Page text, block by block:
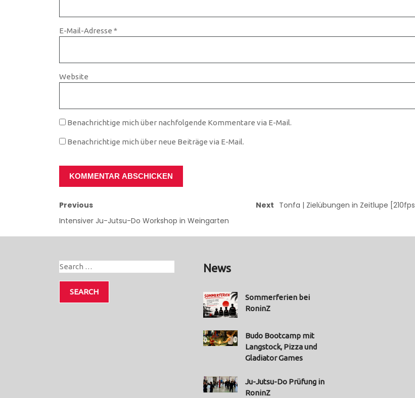
E-Mail-Adresse *
Website
Benachrichtige mich über nachfolgende Kommentare via E-Mail.
Benachrichtige mich über neue Beiträge via E-Mail.
Previous
Intensiver Ju-Jutsu-Do Workshop in Weingarten
Next Tonfa | Zielübungen in Zeitlupe [210fps]
News
Sommerferien bei
RoninZ
Budo Bootcamp mit
Langstock, Pizza und
Gladiator Games
Ju-Jutsu-Do Prüfung in
RoninZ